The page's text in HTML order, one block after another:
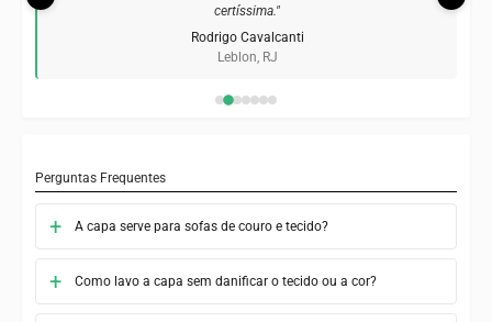
certíssima."
Rodrigo Cavalcanti
Leblon, RJ
Perguntas Frequentes
A capa serve para sofas de couro e tecido?
Como lavo a capa sem danificar o tecido ou a cor?